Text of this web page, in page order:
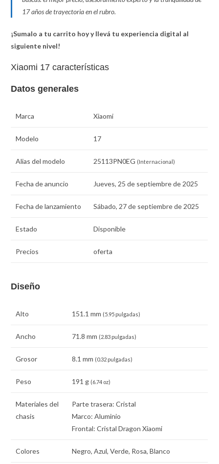
17 años de trayectoria en el rubro.
¡Sumalo a tu carrito hoy y llevá tu experiencia digital al
siguiente nivel!
Xiaomi 17 características
Datos generales
Marca Xiaomi
Modelo 17
Alias del modelo 25113PN0EG (Internacional)
Fecha de anuncio Jueves, 25 de septiembre de 2025
Fecha de lanzamiento Sábado, 27 de septiembre de 2025
Estado Disponible
Precios oferta
Diseño
Alto 151.1 mm (5.95 pulgadas)
Ancho 71.8 mm (2.83 pulgadas)
Grosor 8.1 mm (0.32 pulgadas)
Peso 191 g (6.74 oz)
Materiales del
chasis
Parte trasera: Cristal
Marco: Aluminio
Frontal: Cristal Dragon Xiaomi
Colores Negro, Azul, Verde, Rosa, Blanco